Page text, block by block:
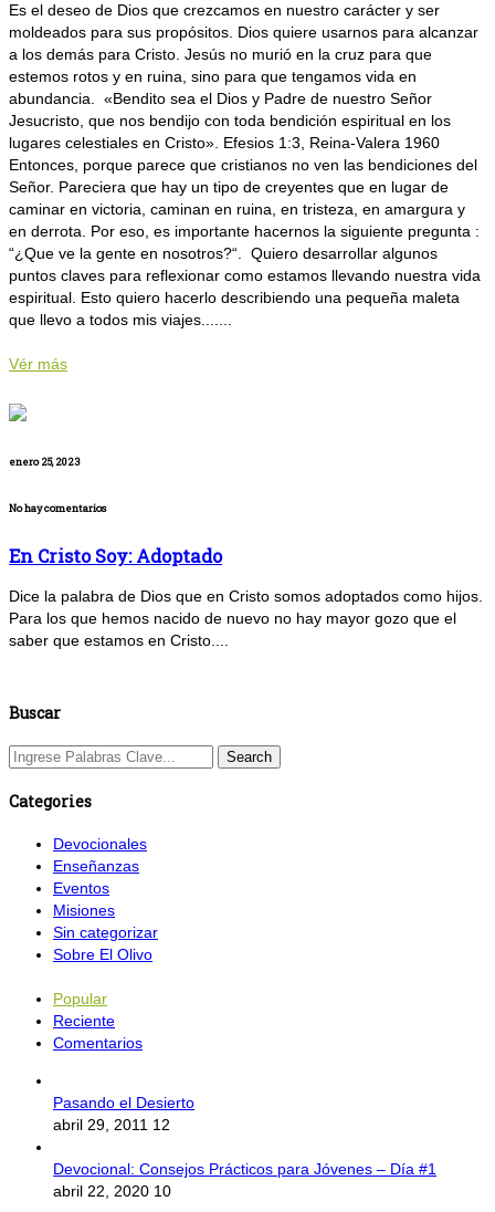
Es el deseo de Dios que crezcamos en nuestro carácter y ser
moldeados para sus propósitos. Dios quiere usarnos para alcanzar
a los demás para Cristo. Jesús no murió en la cruz para que
estemos rotos y en ruina, sino para que tengamos vida en
abundancia. «Bendito sea el Dios y Padre de nuestro Señor
Jesucristo, que nos bendijo con toda bendición espiritual en los
lugares celestiales en Cristo». Efesios 1:3, Reina-Valera 1960
Entonces, porque parece que cristianos no ven las bendiciones del
Señor. Pareciera que hay un tipo de creyentes que en lugar de
caminar en victoria, caminan en ruina, en tristeza, en amargura y
en derrota. Por eso, es importante hacernos la siguiente pregunta :
“¿Que ve la gente en nosotros?“. Quiero desarrollar algunos
puntos claves para reflexionar como estamos llevando nuestra vida
espiritual. Esto quiero hacerlo describiendo una pequeña maleta
que llevo a todos mis viajes.......
Vér más
enero 25, 2023
No hay comentarios
En Cristo Soy: Adoptado
Dice la palabra de Dios que en Cristo somos adoptados como hijos.
Para los que hemos nacido de nuevo no hay mayor gozo que el
saber que estamos en Cristo....
Buscar
Categories
Devocionales
Enseñanzas
Eventos
Misiones
Sin categorizar
Sobre El Olivo
Popular
Reciente
Comentarios
Pasando el Desierto
abril 29, 2011 12
Devocional: Consejos Prácticos para Jóvenes – Día #1
abril 22, 2020 10